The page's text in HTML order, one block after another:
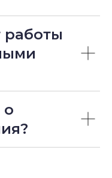
работы
о